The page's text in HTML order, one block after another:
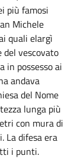
più famosi
Michele
quali elargì
del vescovato
in possesso ai
andava
del Nome
lunga più
con mura di
La difesa era
i punti.